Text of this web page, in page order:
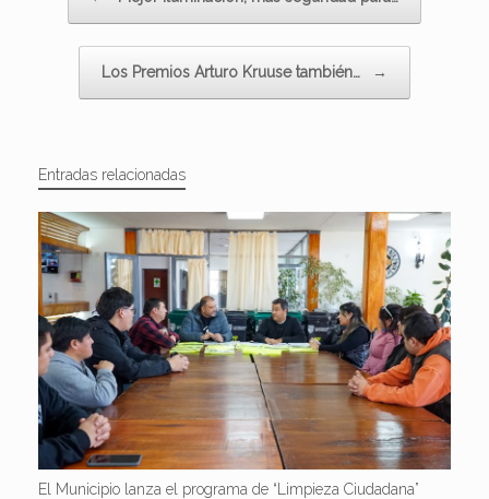
Los Premios Arturo Kruuse también… →
Entradas relacionadas
El Municipio lanza el programa de “Limpieza Ciudadana”